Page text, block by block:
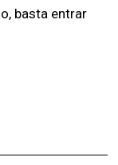
basta entrar